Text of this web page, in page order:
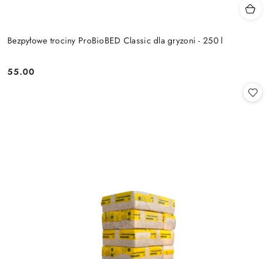
Bezpyłowe trociny ProBioBED Classic dla gryzoni - 250 l
Cena:
55.00